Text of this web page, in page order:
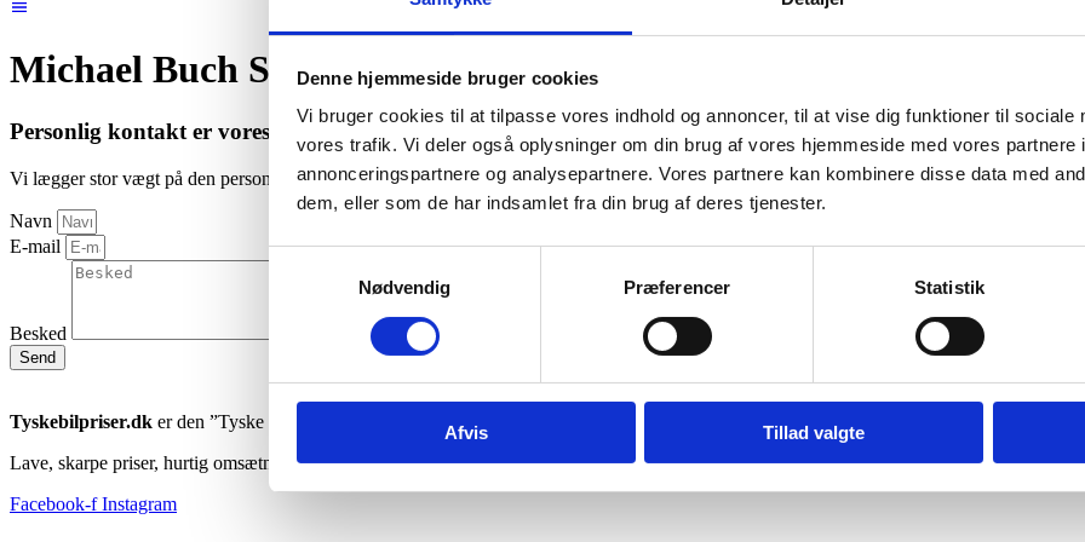
Denne hjemmeside bruger cookies
Vi bruger cookies til at tilpasse vores indhold og annoncer, til at vise dig funktioner til sociale
vores trafik. Vi deler også oplysninger om din brug af vores hjemmeside med vores partnere
annonceringspartnere og analysepartnere. Vores partnere kan kombinere disse data med
dem, eller som de har indsamlet fra din brug af deres tjenester.
Samtykkevalg
Nødvendig
Præferencer Statistik
Afvis Tillad valgte
Michael Buch Svoldgaard
Personlig kontakt er vores prioritet
Vi lægger stor vægt på den personlige dialog med dig som kunde. Derfor har vi også begrænset indholdet i vores informationer på denne
Navn
E-mail
Besked
Send
Tyskebilpriser.dk er den ”Tyske måde at handle biler på”.
Lave, skarpe priser, hurtig omsætningshastighed. Biler der bliver annonceret allerede når de er indkøbte, derfor vil du se etfrontfotosom
Facebook-f Instagram